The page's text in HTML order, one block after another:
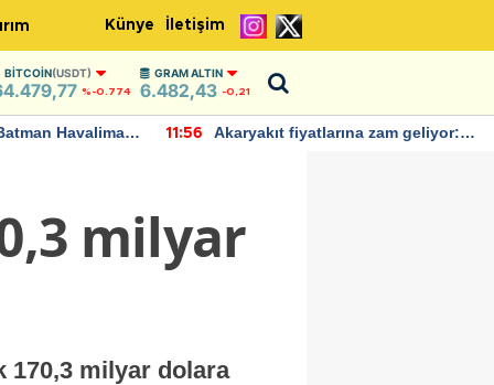
Künye İletişim
BITCOIN(USDT)
%-0.774
GRAM ALTIN
6.482,43 -0,21
Havalimanı
11:56
Akaryakıt fiyatlarına zam geliyor:
milyar
170,3 milyar dolara